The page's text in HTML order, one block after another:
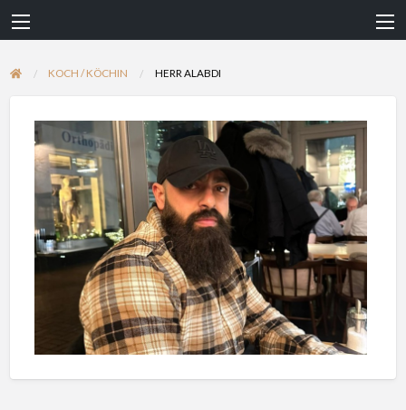
KOCH / KÖCHIN HERR ALABDI